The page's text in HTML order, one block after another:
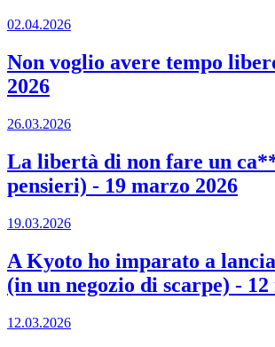
02.04.2026
Non voglio avere tempo
2026
26.03.2026
La libertà di non fare un
pensieri) - 19 marzo 2026
19.03.2026
A Kyoto ho imparato a
(in un negozio di scarpe) -
12.03.2026